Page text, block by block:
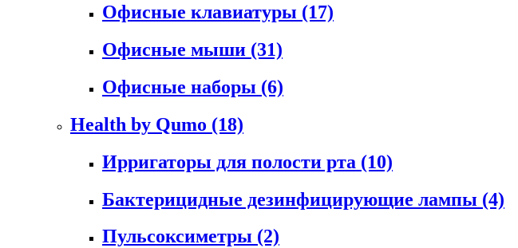
Офисные клавиатуры (17)
Офисные мыши (31)
Офисные наборы (6)
Health by Qumo (18)
Ирригаторы для полости рта (10)
Бактерицидные дезинфицирующие лампы (4)
Пульсоксиметры (2)